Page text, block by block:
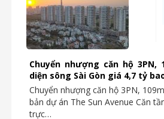
Chuyển nhượng căn hộ 3PN,
diện sông Sài Gòn giá 4,7 tỷ
Chuyển nhượng căn hộ 3PN,
bản dự án The Sun Avenue Căn
trực…